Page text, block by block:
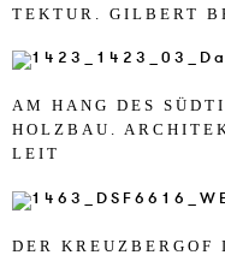
TEK­TUR. GIL­B­ERT
AM HANG DES
HOLZ­BAU.
LEIT
DER